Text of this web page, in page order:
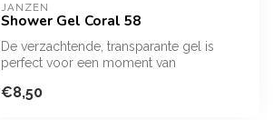
JANZEN
Shower Gel Coral 58
De verzachtende, transparante gel is
perfect voor een moment van
€8,50